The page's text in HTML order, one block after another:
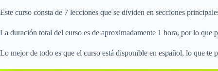
Este curso consta de 7 lecciones que se dividen en secciones
La duración total del curso es de aproximadamente 1 hora, por lo que
Lo mejor de todo es que el curso está disponible en español, lo que